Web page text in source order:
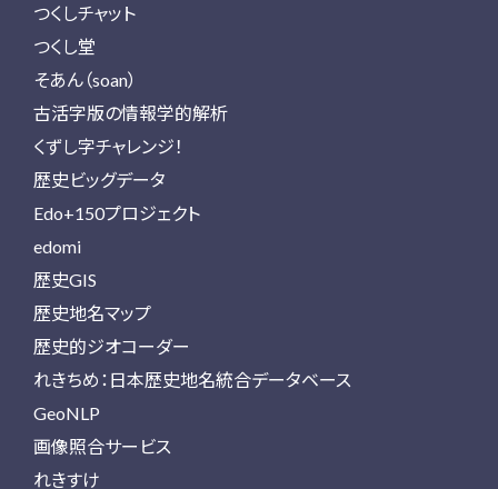
つくしチャット
つくし堂
そあん（soan）
古活字版の情報学的解析
くずし字チャレンジ！
歴史ビッグデータ
Edo+150プロジェクト
edomi
歴史GIS
歴史地名マップ
歴史的ジオコーダー
れきちめ：日本歴史地名統合データベース
GeoNLP
画像照合サービス
れきすけ